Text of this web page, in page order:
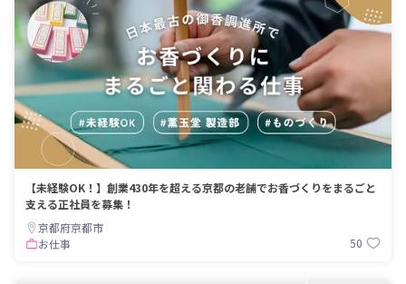
【未経験OK！】創業430年を超える京都の老舗でお香づくりをまるごと
支える正社員を募集！
京都府京都市
お仕事
50